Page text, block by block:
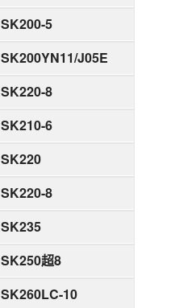
SK200-5
SK200YN11/J05E
SK220-8
SK210-6
SK220
SK220-8
SK235
SK250超8
SK260LC-10